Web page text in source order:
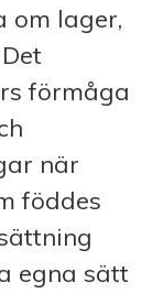
om lager,
förmåga
när
föddes
egna sätt